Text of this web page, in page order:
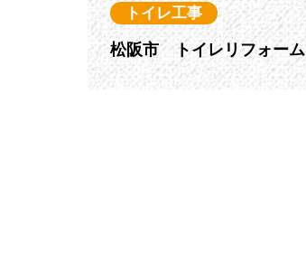
トイレ工事
松阪市 トイレリフォーム